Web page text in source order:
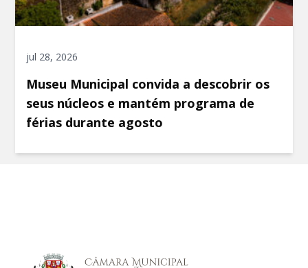
jul 28, 2026
Museu Municipal convida a descobrir os
seus núcleos e mantém programa de
férias durante agosto